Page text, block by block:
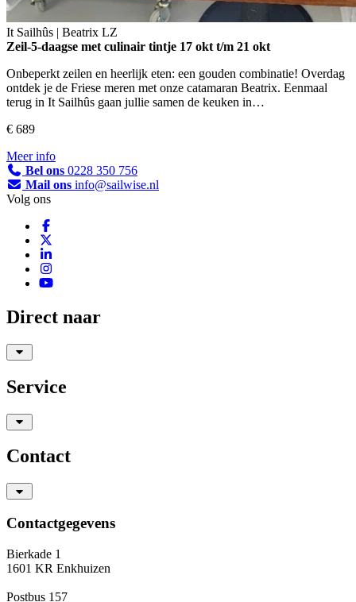
It Sailhûs | Beatrix LZ
Zeil-5-daagse met culinair tintje 17 okt t/m 21 okt
Onbeperkt zeilen en heerlijk eten: een gouden combinatie! Overdag
ontdek je de Friese meren met onze catamaran Beatrix. Eenmaal
terug in It Sailhûs gaan jullie samen de keuken in…
€ 689
Meer info
Bel ons 0228 350 756
Mail ons info@sailwise.nl
Volg ons
Direct naar
Service
Contact
Contactgegevens
Bierkade 1
1601 KR Enkhuizen
Postbus 157